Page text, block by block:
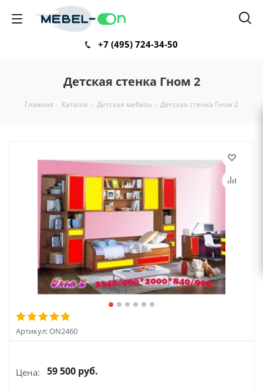
+7 (495) 724-34-50
Детская стенка Гном 2
Главная - Каталог - Детская мебель - Детская стенка Гном 2
Артикул:ON2460
Цена: 59 500 руб.